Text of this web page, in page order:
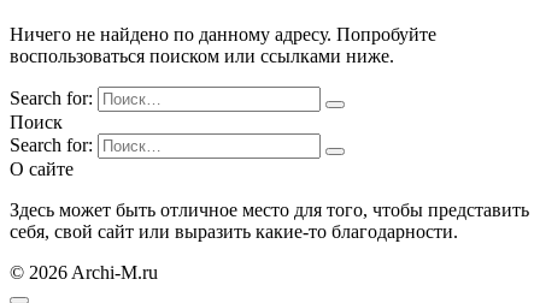
Ничего не найдено по данному адресу. Попробуйте
воспользоваться поиском или ссылками ниже.
Search for:
Поиск
Search for:
О сайте
Здесь может быть отличное место для того, чтобы представить
себя, свой сайт или выразить какие-то благодарности.
© 2026 Archi-M.ru